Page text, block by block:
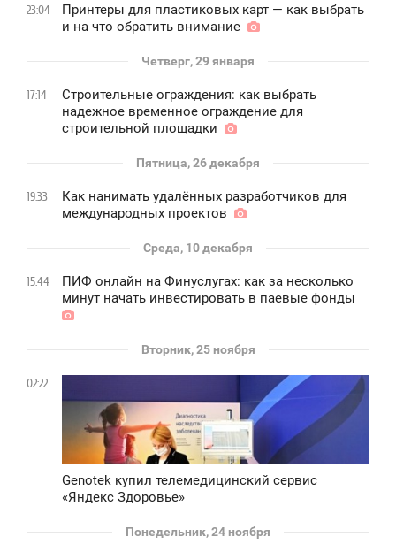
23:04
Принтеры для пластиковых карт — как выбрать
и на что обратить внимание
Четверг, 29 января
17:14
Строительные ограждения: как выбрать
надежное временное ограждение для
строительной площадки
Пятница, 26 декабря
19:33
Как нанимать удалённых разработчиков для
международных проектов
Среда, 10 декабря
15:44
ПИФ онлайн на Финуслугах: как за несколько
минут начать инвестировать в паевые фонды
Вторник, 25 ноября
02:22
Genotek купил телемедицинский сервис
«Яндекс Здоровье»
Понедельник, 24 ноября